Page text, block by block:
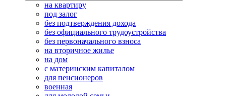
на квартиру
под залог
без подтверждения дохода
без официального трудоустройства
без первоначального взноса
на вторичное жилье
на дом
с материнским капиталом
для пенсионеров
военная